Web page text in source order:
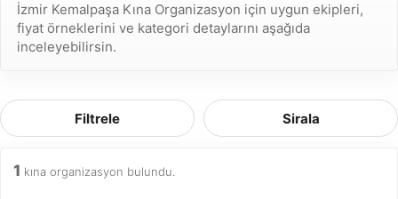
İzmir Kemalpaşa Kına Organizasyon için uygun ekipleri,
fiyat örneklerini ve kategori detaylarını aşağıda
inceleyebilirsin.
Filtrele Sirala
1 kına organizasyon bulundu.